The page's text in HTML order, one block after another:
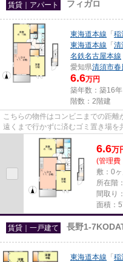
賃貸｜アパート フィガロ
東海道本線 「 稲
東海道本線 「 清
名鉄名古屋本線
愛知県清須市春
6.6万円
築年数：築16年
階数：2階建
こちらの物件はコンビニまでの距離
遠くまで行かずに済むゴミ置き場
お金がなくても初期費用や家賃...
6.6万
(管理費
敷：0
所在階
間取り
面積：
賃貸｜一戸建て 長野1-
東海道本線 「 稲